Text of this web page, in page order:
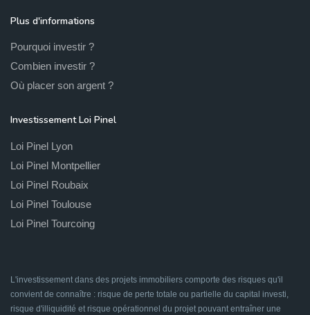
Plus d'informations
Pourquoi investir ?
Combien investir ?
Où placer son argent ?
Investissement Loi Pinel
Loi Pinel Lyon
Loi Pinel Montpellier
Loi Pinel Roubaix
Loi Pinel Toulouse
Loi Pinel Tourcoing
L'investissement dans des projets immobiliers comporte des risques qu'il
convient de connaître : risque de perte totale ou partielle du capital investi,
risque d'illiquidité et risque opérationnel du projet pouvant entraîner une